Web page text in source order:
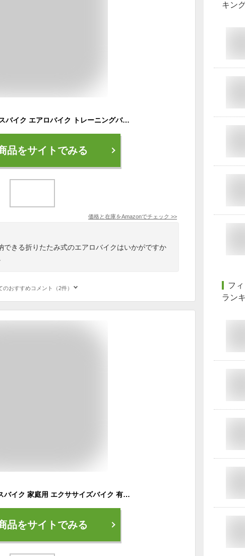
MOJEER フィットネスバイク エアロバイク トレーニングバイク 家庭用 静音 折り畳み【16段階負荷調整・サドル8段調節】【腰部サポートとアームレスト付き】 アップグレード版 室内バイク コンパクト収納 耐荷重160kg 組立簡単 日本語説明書付き 008 (鈍色，L)
品をサイトでみる
価格と在庫をAmazonでチェック >>
できる折りたたみ式のエアロバイクはいかがですか
のおすすめコメント（2件）
【公式】 フィットネスバイク 家庭用 エクササイズバイク 有酸素 運動 トレーニング バイク アップライト フィットネスマシン 筋トレバイク ダイエット コンパクト スポーツ 高齢者 家庭 簡単 自宅 運動器具 室内 SunRuck サンルック
品をサイトでみる
キン
フ
ラン